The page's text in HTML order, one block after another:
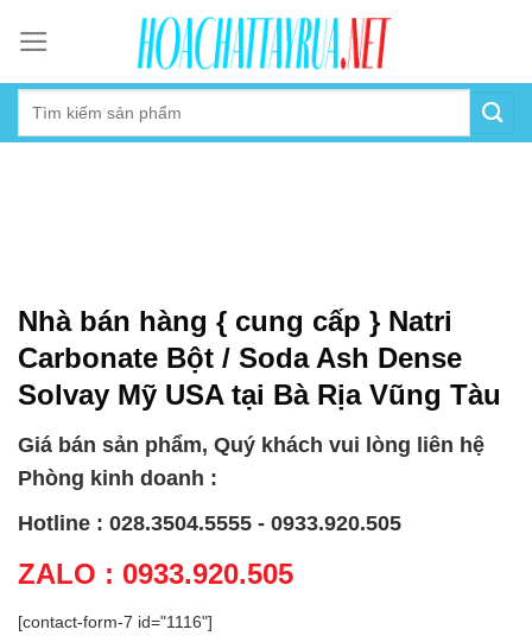
content
Nhà bán hàng { cung cấp } Natri
Carbonate Bột / Soda Ash Dense
Solvay Mỹ USA tại Bà Rịa Vũng Tàu
Giá bán sản phẩm, Quý khách vui lòng liên hệ
Phòng kinh doanh :
Hotline : 028.3504.5555 - 0933.920.505
ZALO : 0933.920.505
[contact-form-7 id="1116"]